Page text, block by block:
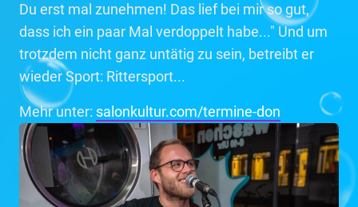
Du erst mal zunehmen! Das lief bei mir so gut,
dass ich ein paar Mal verdoppelt habe..." Und um
trotzdem nicht ganz untätig zu sein, betreibt er
wieder Sport: Rittersport...
Mehr unter: salonkultur.com/termine-don